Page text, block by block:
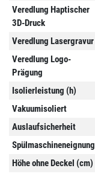
Veredlung Haptischer
3D-Druck
Veredlung Lasergravur
Veredlung Logo-
Prägung
Isolierleistung (h)
Vakuumisoliert
Auslaufsicherheit
Spülmaschineneignung
Höhe ohne Deckel (cm)